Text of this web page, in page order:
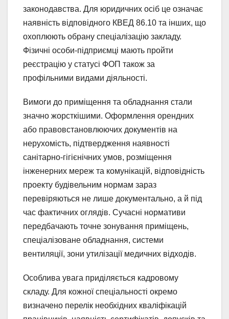
законодавства. Для юридичних осіб це означає
наявність відповідного КВЕД 86.10 та інших, що
охоплюють обрану спеціалізацію закладу.
Фізичні особи-підприємці мають пройти
реєстрацію у статусі ФОП також за
профільними видами діяльності.
Вимоги до приміщення та обладнання стали
значно жорсткішими. Оформлення орендних
або правовстановлюючих документів на
нерухомість, підтвердження наявності
санітарно-гігієнічних умов, розміщення
інженерних мереж та комунікацій, відповідність
проекту будівельним нормам зараз
перевіряються не лише документально, а й під
час фактичних оглядів. Сучасні нормативи
передбачають точне зонування приміщень,
спеціалізоване обладнання, системи
вентиляції, зони утилізації медичних відходів.
Особлива увага приділяється кадровому
складу. Для кожної спеціальності окремо
визначено перелік необхідних кваліфікацій